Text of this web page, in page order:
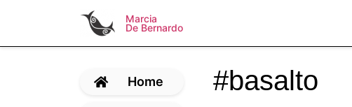
Marcia
De Bernardo
Home #basalto